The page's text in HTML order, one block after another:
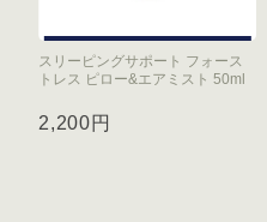
スリーピングサポート フォース
トレス ピロー&エアミスト 50ml
2,200円